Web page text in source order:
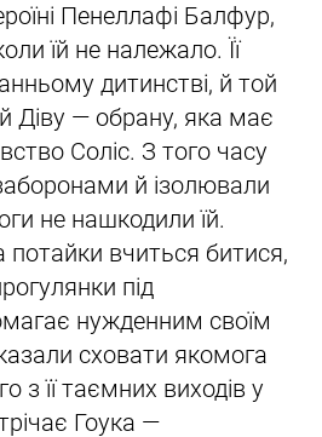
Пенеллафі Балфур,
їй не належало. Її
дитинстві, й той
Діву — обрану, яка має
Соліс. З того часу
й ізолювали
не нашкодили їй.
потайки вчиться битися,
під
нужденним своїм
сховати якомога
з її таємних виходів у
Гоука —